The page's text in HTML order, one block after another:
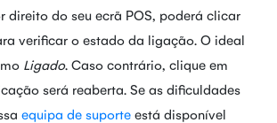
direito do seu ecrã POS, poderá clicar
verificar o estado da ligação. O ideal
Ligado. Caso contrário, clique em
será reaberta. Se as dificuldades
equipa de suporte está disponível